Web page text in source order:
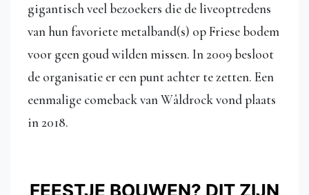
gigantisch veel bezoekers die de liveoptredens
van hun favoriete metalband(s) op Friese bodem
voor geen goud wilden missen. In 2009 besloot
de organisatie er een punt achter te zetten. Een
eenmalige comeback van Wâldrock vond plaats
in 2018.
FEESTJE BOUWEN? DIT ZIJN